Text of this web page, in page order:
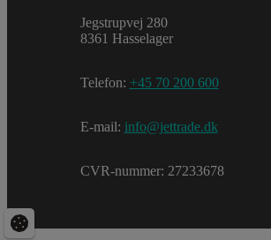
Jegstrupvej 280
8361 Hasselager
Telefon: +45 70 200 600
E-mail: info@jettrade.dk
CVR-nummer: 27233678